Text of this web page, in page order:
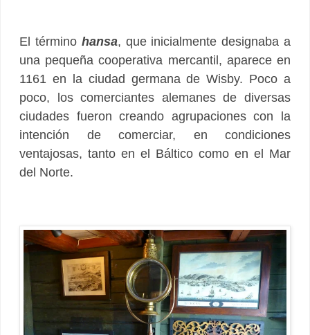
El término hansa, que inicialmente designaba a
una pequeña cooperativa mercantil, aparece en
1161 en la ciudad germana de Wisby. Poco a
poco, los comerciantes alemanes de diversas
ciudades fueron creando agrupaciones con la
intención de comerciar, en condiciones
ventajosas, tanto en el Báltico como en el Mar
del Norte.